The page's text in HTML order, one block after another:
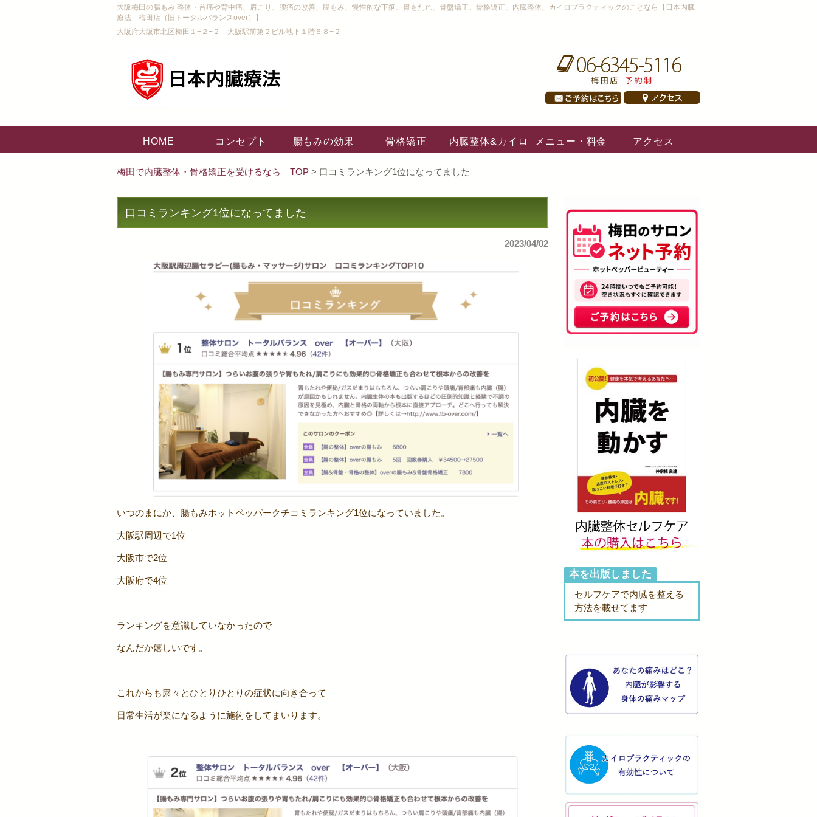
大阪梅田の腸もみ 整体・首痛や背中痛、肩こり、腰痛の改善、腸もみ、慢性的な下痢、胃もたれ、骨盤矯正、骨格矯正、内臓整体、カイロプラクティックのことなら【日本内臓
療法 梅田店（旧トータルバランスover）】
大阪府大阪市北区梅田１−２−２ 大阪駅前第２ビル地下１階５８−２
HOME コンセプト 腸もみの効果 骨格矯正 内臓整体&カイロ メニュー・料金 アクセス
梅田で内臓整体・骨格矯正を受けるなら TOP > 口コミランキング1位になってました
口コミランキング1位になってました
2023/04/02
いつのまにか、腸もみホットペッパークチコミランキング1位になっていました。
大阪駅周辺で1位
大阪市で2位
大阪府で4位
ランキングを意識していなかったので
なんだか嬉しいです。
これからも粛々とひとりひとりの症状に向き合って
日常生活が楽になるように施術をしてまいります。
本を出版しました
セルフケアで内臓を整える
方法を載せてます